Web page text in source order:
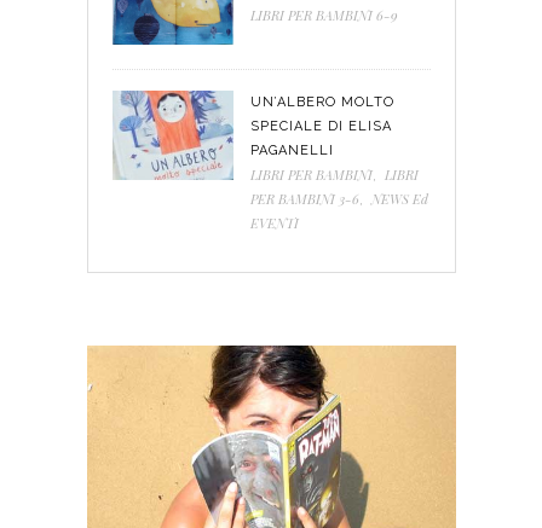
LIBRI PER BAMBINI 6-9
UN’ALBERO MOLTO
SPECIALE DI ELISA
PAGANELLI
LIBRI PER BAMBINI,
LIBRI
PER BAMBINI 3-6
NEWS Ed
EVENTI